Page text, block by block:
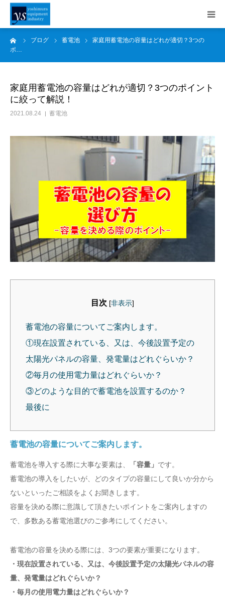
ブログ 蓄電池
家庭用蓄電池の容量はどれが適切？3つの
ポ…
家庭用蓄電池の容量はどれが適切？3つのポイント
に絞って解説！
2021.08.24 蓄電池
目次 [非表示]
蓄電池の容量についてご案内します。
①現在設置されている、又は、今後設置予定の
太陽光パネルの容量、発電量はどれぐらいか？
②毎月の使用電力量はどれぐらいか？
③どのような目的で蓄電池を設置するのか？
最後に
蓄電池の容量についてご案内します。
蓄電池を導入する際に大事な要素は、 「容量」 です。
蓄電池の導入をしたいが、どのタイプの容量にして良いか分から
ないといったご相談をよくお聞きします。
容量を決める際に意識して頂きたいポイントをご案内しますの
で、多数ある蓄電池選びのご参考にしてください。
蓄電池の容量を決める際には、3つの要素が重要になります。
・現在設置されている、又は、今後設置予定の太陽光パネルの容
量、発電量はどれぐらいか？
・毎月の使用電力量はどれぐらいか？
事業内容
会社案内
お知らせ
ブログ